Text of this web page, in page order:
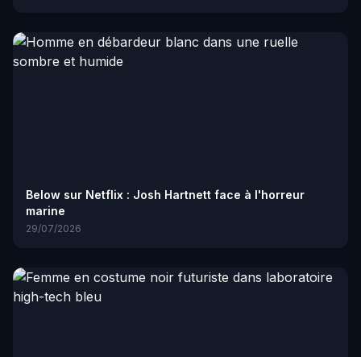
Below sur Netflix : Josh Hartnett face à l'horreur
marine
29/07/2026